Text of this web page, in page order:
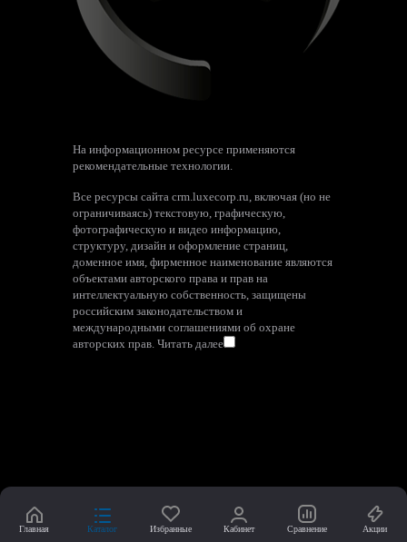
На информационном ресурсе применяются
рекомендательные технологии.
Все ресурсы сайта crm.luxecorp.ru, включая (но не
ограничиваясь) текстовую, графическую,
фотографическую и видео информацию,
структуру, дизайн и оформление страниц,
доменное имя, фирменное наименование являются
объектами авторского права и прав на
интеллектуальную собственность, защищены
российским законодательством и
международными соглашениями об охране
авторских прав. Читать далее
Главная Каталог Избранные Кабинет Сравнение Акции